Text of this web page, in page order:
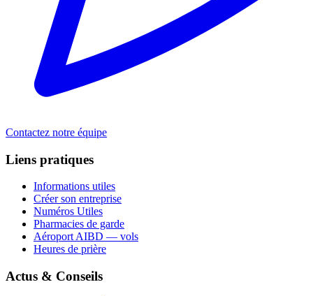
Contactez notre équipe
Liens pratiques
Informations utiles
Créer son entreprise
Numéros Utiles
Pharmacies de garde
Aéroport AIBD — vols
Heures de prière
Actus & Conseils